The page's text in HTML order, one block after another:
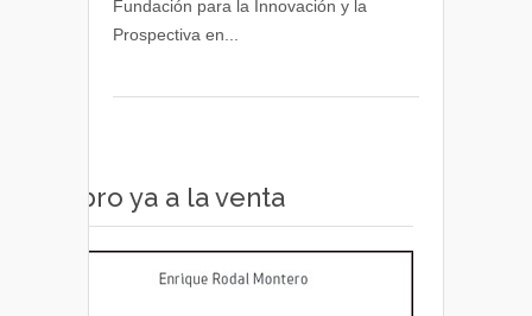
galordonado
Fundación para la Innovación y la
Prospectiva en...
Libro ya a la venta